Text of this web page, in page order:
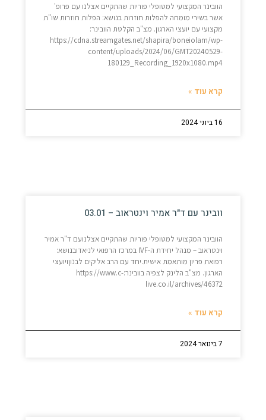
הוובינר המקצועי למטופלי פוריות שהתקיים אצלנו עם פרופ'
אשר בשירי מומחה להפלות חוזרות בנושא: הפלות חוזרות שו"ת
מקצועי עם יועצי הארגון. מצ"ב הקלטת הוובינר:
https://cdna.streamgates.net/shapira/boneiolam/wp-
content/uploads/2024/06/GMT20240529-
180129_Recording_1920x1080.mp4
קרא עוד »
16 ביוני 2024
וובינר עם ד"ר אמיר וינטראוב – 03.01
הוובינר המקצועי למטופלי פוריות שהתקיים אצלנועם ד"ר אמיר
וינטראוב – מנהל יחידת ה-IVF במרכז הרפואי לניאדובנושא:
רפואת פריון מותאמת אישית.יחד עם הרב אליקים לבנוןויועצי
הארגון. מצ"ב הלינק לצפיה בוובינר:https://www.c-
live.co.il/archives/46372
קרא עוד »
7 בינואר 2024